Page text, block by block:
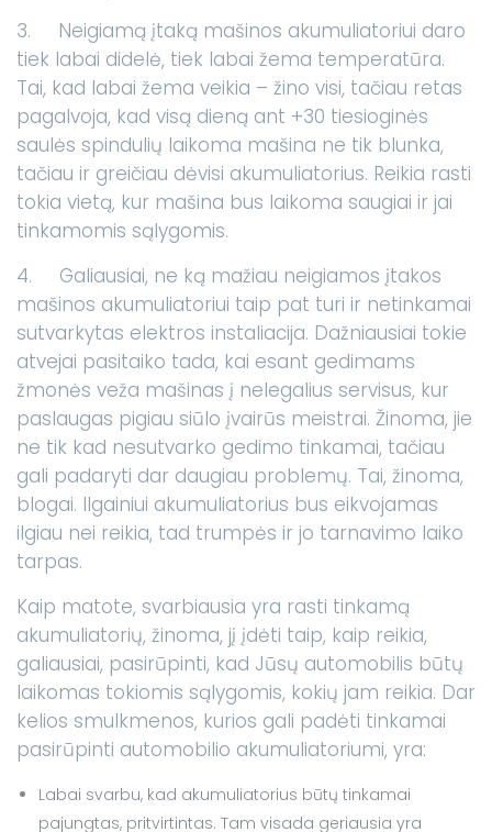
3. Neigiamą įtaką mašinos akumuliatoriui daro
tiek labai didelė, tiek labai žema temperatūra.
Tai, kad labai žema veikia – žino visi, tačiau retas
pagalvoja, kad visą dieną ant +30 tiesioginės
saulės spindulių laikoma mašina ne tik blunka,
tačiau ir greičiau dėvisi akumuliatorius. Reikia rasti
tokia vietą, kur mašina bus laikoma saugiai ir jai
tinkamomis sąlygomis.
4. Galiausiai, ne ką mažiau neigiamos įtakos
mašinos akumuliatoriui taip pat turi ir netinkamai
sutvarkytas elektros instaliacija. Dažniausiai tokie
atvejai pasitaiko tada, kai esant gedimams
žmonės veža mašinas į nelegalius servisus, kur
paslaugas pigiau siūlo įvairūs meistrai. Žinoma, jie
ne tik kad nesutvarko gedimo tinkamai, tačiau
gali padaryti dar daugiau problemų. Tai, žinoma,
blogai. Ilgainiui akumuliatorius bus eikvojamas
ilgiau nei reikia, tad trumpės ir jo tarnavimo laiko
tarpas.
Kaip matote, svarbiausia yra rasti tinkamą
akumuliatorių, žinoma, jį įdėti taip, kaip reikia,
galiausiai, pasirūpinti, kad Jūsų automobilis būtų
laikomas tokiomis sąlygomis, kokių jam reikia. Dar
kelios smulkmenos, kurios gali padėti tinkamai
pasirūpinti automobilio akumuliatoriumi, yra:
Labai svarbu, kad akumuliatorius būtų tinkamai
pajungtas, pritvirtintas. Tam visada geriausia yra